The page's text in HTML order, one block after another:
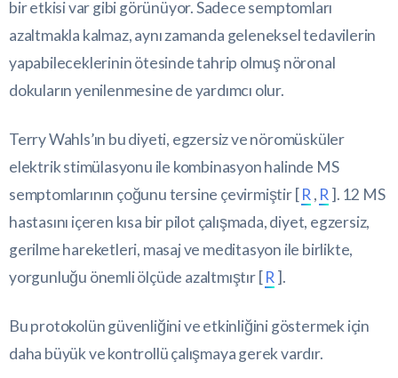
bir etkisi var gibi görünüyor. Sadece semptomları
azaltmakla kalmaz, aynı zamanda geleneksel tedavilerin
yapabileceklerinin ötesinde tahrip olmuş nöronal
dokuların yenilenmesine de yardımcı olur.
Terry Wahls’ın bu diyeti, egzersiz ve nöromüsküler
elektrik stimülasyonu ile kombinasyon halinde MS
semptomlarının çoğunu tersine çevirmiştir [R , R ]. 12 MS
hastasını içeren kısa bir pilot çalışmada, diyet, egzersiz,
gerilme hareketleri, masaj ve meditasyon ile birlikte,
yorgunluğu önemli ölçüde azaltmıştır [R ].
Bu protokolün güvenliğini ve etkinliğini göstermek için
daha büyük ve kontrollü çalışmaya gerek vardır.